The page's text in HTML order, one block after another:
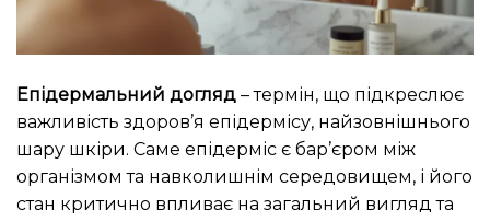
Епідермальний догляд – термін, що підкреслює
важливість здоров’я епідермісу, найзовнішнього
шару шкіри. Саме епідерміс є бар’єром між
організмом та навколишнім середовищем, і його
стан критично впливає на загальний вигляд та